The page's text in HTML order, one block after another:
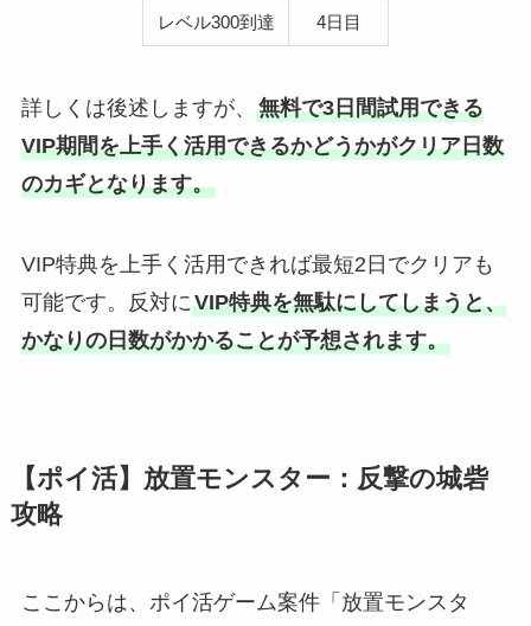
レベル300到達 4日目
詳しくは後述しますが、 無料で3日間試用できる
VIP期間を上手く活用できるかどうかがクリア日数
のカギとなります。
VIP特典を上手く活用できれば最短2日でクリアも
可能です。反対にVIP特典を無駄にしてしまうと、
かなりの日数がかかることが予想されます。
【ポイ活】放置モンスター：反撃の城砦
攻略
ここからは、ポイ活ゲーム案件「放置モンスタ